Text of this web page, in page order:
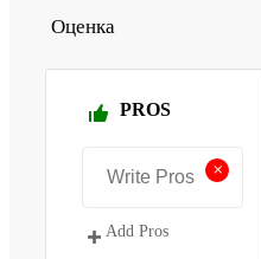
Оценка
PROS
+
Add Pros